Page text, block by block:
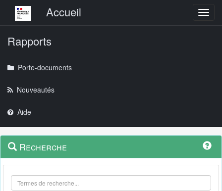
Menu principalAccueil
Rapports
Porte-documents
Nouveautés
Aide
Navigation
outils
Menu
contextuel
Recherche